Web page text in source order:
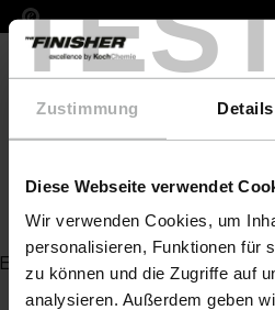
Zustimmung Details
Diese Webseite verwendet
Wir verwenden Cookies, um
personalisieren, Funktionen für
zu können und die Zugriffe auf
analysieren. Außerdem geben
Oberteil für DPZ
Es wurde kein Artikel zu Ihrer